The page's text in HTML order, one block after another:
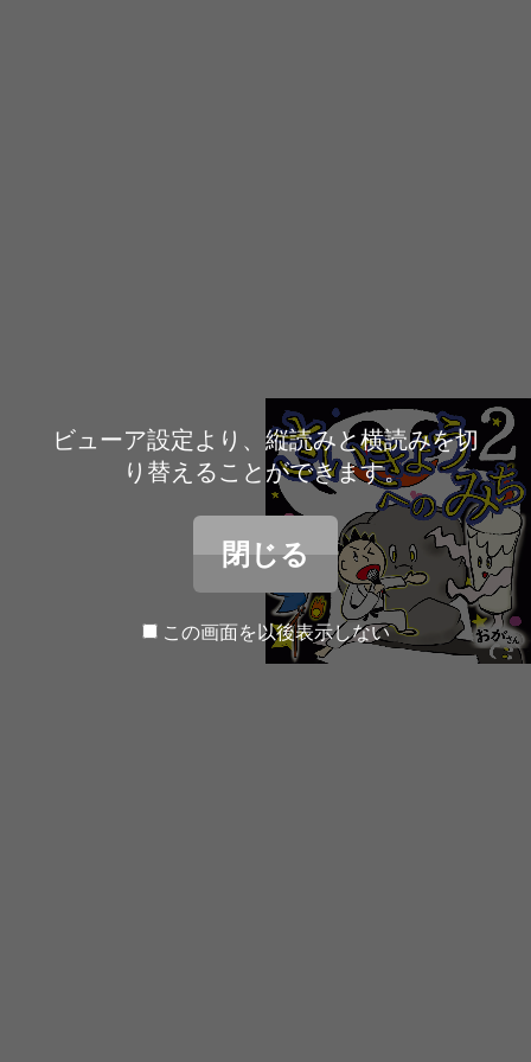
ビューア設定より、縦読みと横読みを切
り替えることができます。
閉じる
この画面を以後表示しない